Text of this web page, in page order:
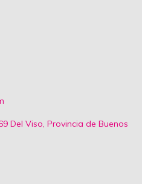
Del Viso, Provincia de Buenos